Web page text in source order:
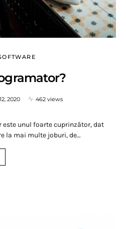
2020
462 views
este unul foarte cuprinzător, dat
la mai multe joburi, de…